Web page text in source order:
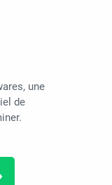
une
de